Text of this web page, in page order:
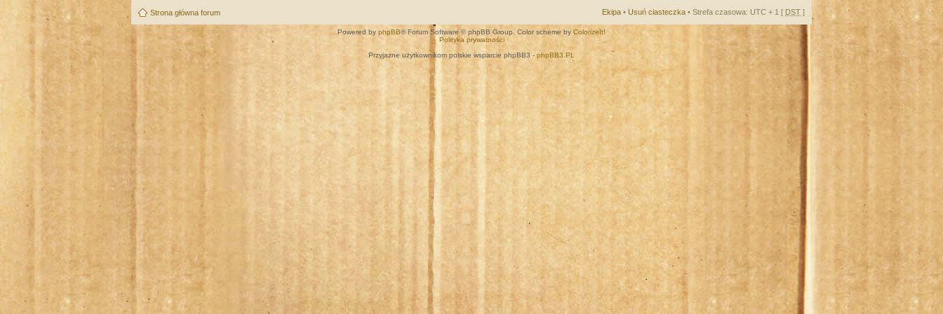
Strona główna forum Ekipa • Usuń ciasteczka • Strefa czasowa: UTC + 1 [ DST ]
Powered by phpBB® Forum Software © phpBB Group. Color scheme by ColorizeIt!
Polityka prywatności
Przyjazne użytkownikom polskie wsparcie phpBB3 - phpBB3.PL